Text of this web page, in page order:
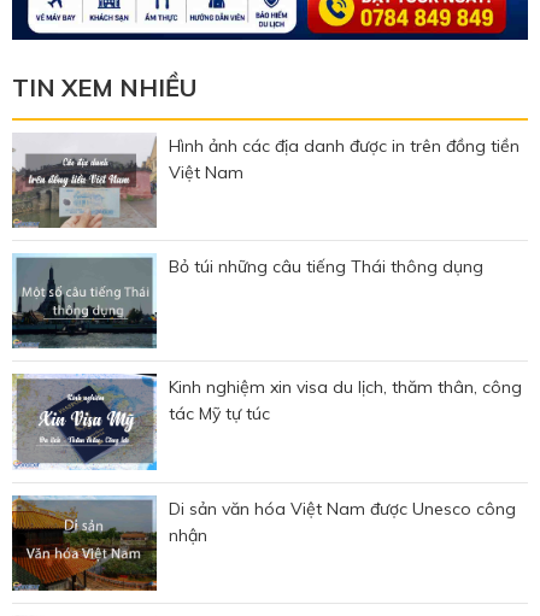
TIN XEM NHIỀU
Hình ảnh các địa danh được in trên đồng tiền
Việt Nam
Bỏ túi những câu tiếng Thái thông dụng
Kinh nghiệm xin visa du lịch, thăm thân, công
tác Mỹ tự túc
Di sản văn hóa Việt Nam được Unesco công
nhận